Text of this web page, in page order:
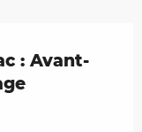
: Avant-